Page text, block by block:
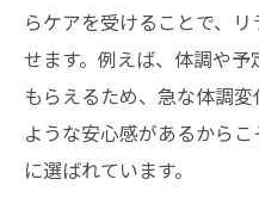
らケアを受けることで、
せます。例えば、体調や
もらえるため、急な体調
ような安心感があるから
に選ばれています。